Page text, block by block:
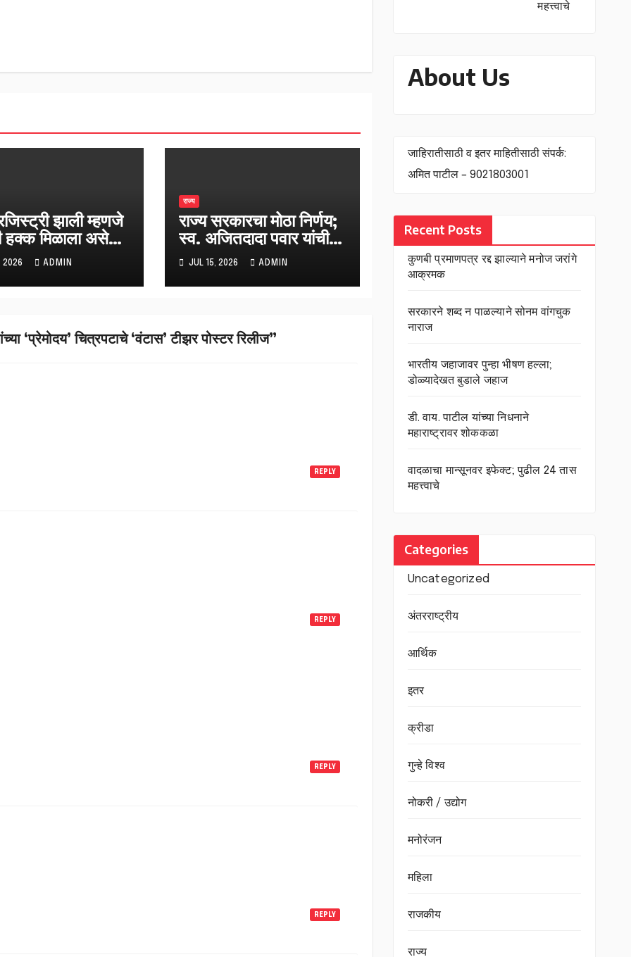
झाली म्हणजे
हक्क मिळाला असे
2026 ADMIN
राज्य
राज्य सरकारचा मोठा निर्णय;
स्व. अजितदादा पवार यांची
जयंती आता शासकीय
स्तरावर साजरी होणार
JUL 15, 2026 ADMIN
चित्रपटाचे ‘वंटास’ टीझर पोस्टर रिलीज”
REPLY
REPLY
REPLY
REPLY
महत्त्वाचे
About Us
जाहिरातीसाठी व इतर माहितीसाठी संपर्क:
अमित पाटील – 9021803001
Recent Posts
कुणबी प्रमाणपत्र रद्द झाल्याने मनोज जरांगे
आक्रमक
सरकारने शब्द न पाळल्याने सोनम वांगचुक
नाराज
भारतीय जहाजावर पुन्हा भीषण हल्ला;
डोळ्यादेखत बुडाले जहाज
डी. वाय. पाटील यांच्या निधनाने
महाराष्ट्रावर शोककळा
वादळाचा मान्सूनवर इफेक्ट; पुढील 24 तास
महत्त्वाचे
Categories
Uncategorized
अंतरराष्ट्रीय
आर्थिक
इतर
क्रीडा
गुन्हे विश्व
नोकरी / उद्योग
मनोरंजन
महिला
राजकीय
राज्य